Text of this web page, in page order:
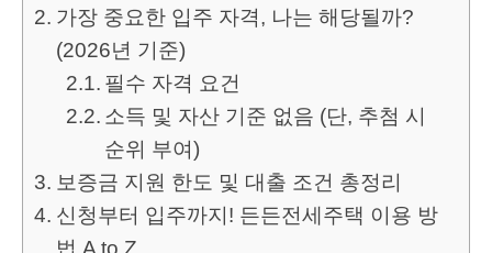
가장 중요한 입주 자격, 나는 해당될까?
(2026년 기준)
필수 자격 요건
소득 및 자산 기준 없음 (단, 추첨 시
순위 부여)
보증금 지원 한도 및 대출 조건 총정리
신청부터 입주까지! 든든전세주택 이용 방
법 A to Z